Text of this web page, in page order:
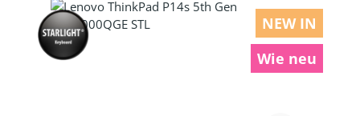
NEW IN
Wie neu